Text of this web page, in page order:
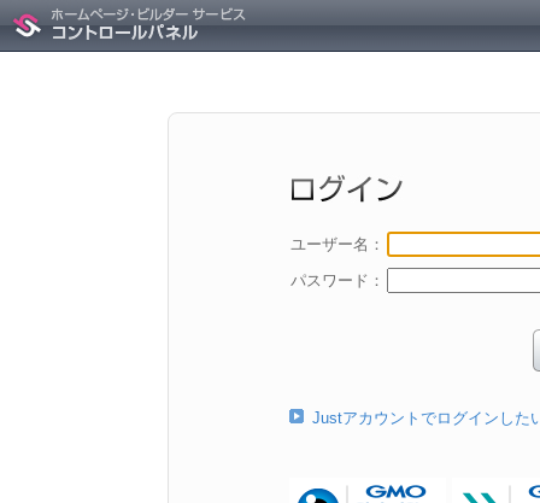
ユーザー名：
パスワード：
Justアカウントでログインした